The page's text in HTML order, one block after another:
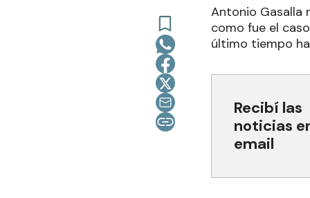
Antonio Gasalla
como fue el
último tiempo
Recibí las
noticias
email